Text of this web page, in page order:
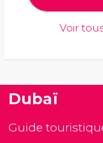
Voir
Dubaï
Guide